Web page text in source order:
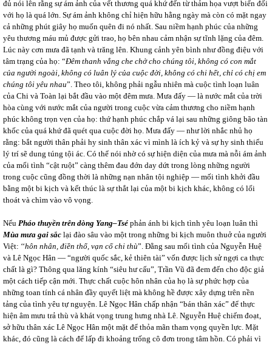
đủ nói lên rằng sự ám ảnh của vết thương quá khứ đến từ thảm họa vượt biển đối
với họ là quá lớn. Sự ám ảnh không chỉ hiện hữu hằng ngày mà còn có mặt ngay
cả những phút giây họ muốn quên đi nó nhất. Sau niềm hạnh phúc của những
yêu thương máu mủ được gửi trao, họ bên nhau cảm nhận sự tĩnh lặng của đêm.
Lúc này cơn mưa đã tạnh và trăng lên. Khung cảnh yên bình như đồng điệu với
tâm trạng của họ: “Đêm thanh vắng che chở cho chúng tôi, không có con mắt
của người ngoài, không có luân lý của cuộc đời, không có chi hết, chỉ có chị em
chúng tôi yêu nhau”. Theo tôi, không phải ngẫu nhiên mà cuộc tình loạn luân
của Chi và Toàn lại bắt đầu vào một đêm mưa. Mưa đấy ― là nước mắt của trời
hòa cùng với nước mắt của người trong cuộc vừa cảm thương cho niềm hạnh
phúc không trọn vẹn của họ: thứ hạnh phúc chắp vá lại sau những giông bão tàn
khốc của quá khứ đã quét qua cuộc đời họ. Mưa đấy ― như lời nhắc nhủ họ
rằng: bắt người thân phải hy sinh thân xác vì mình là ích kỷ và sự hy sinh thiếu
lý trí sẽ dung túng tội ác. Có thể nói nhờ có sự hiện diện của mưa mà nỗi ám ảnh
của mối tình “cật ruột” càng thêm đau đớn day dứt trong lòng những người
trong cuộc cũng đồng thời là những nạn nhân tội nghiệp ― mối tình khởi đầu
bằng một bi kịch và kết thúc là sự thắt lại của một bi kịch khác, không có lối
thoát và chìm vào vô vọng.
Nếu Pháo thuyền trên dòng Yang–Tsé phản ánh bi kịch tình yêu loạn luân thì
Mùa mưa gai sắc lại đào sâu vào một trong những bi kịch muôn thuở của người
Việt: ‘‘hôn nhân, điền thổ, vạn cố chi thù”. Đằng sau mối tình của Nguyễn Huệ
và Lê Ngọc Hân ― “người quốc sắc, kẻ thiên tài” vốn được lịch sử ngợi ca thực
chất là gì? Thông qua lăng kính “siêu hư cấu”, Trần Vũ đã đem đến cho độc giả
một cách tiếp cận mới. Thực chất cuộc hôn nhân của họ là sự phức hợp của
những toan tính cá nhân đầy quyết liệt mà không hề được xây dựng trên nền
tảng của tình yêu tự nguyện. Lê Ngọc Hân chấp nhận “bán thân xác” để thực
hiện âm mưu trả thù và khát vọng trung hưng nhà Lê. Nguyễn Huệ chiếm đoạt,
sở hữu thân xác Lê Ngọc Hân một mặt để thỏa mãn tham vọng quyền lực. Mặt
khác, đó cũng là cách để lấp đi khoảng trống cô đơn trong tâm hồn. Có phải vì